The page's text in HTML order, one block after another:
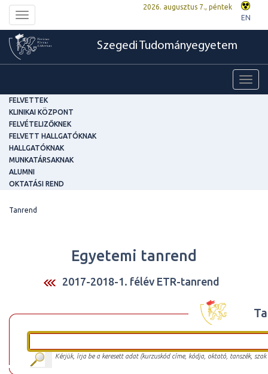
Toggle
navigation
2026. augusztus 7., péntek
EN
Szegedi Tudományegyetem
FELVETTEK
KLINIKAI KÖZPONT
FELVÉTELIZŐKNEK
FELVETT HALLGATÓKNAK
HALLGATÓKNAK
MUNKATÁRSAKNAK
ALUMNI
OKTATÁSI REND
Tanrend
Egyetemi tanrend
2017-2018-1. félév ETR-tanrend
Kérjük, írja be a keresett adat (kurzuskód címe, kódja, oktató, tanszék,